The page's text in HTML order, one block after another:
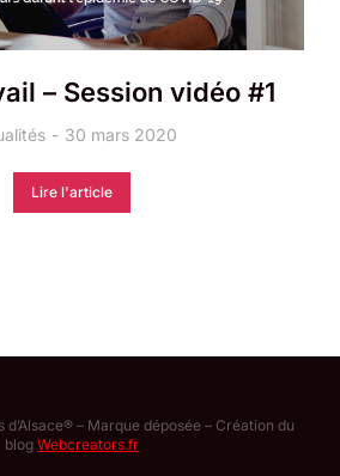
– Session vidéo #1
30 mars 2020
Lire l'article
– Marque déposée – Création du
blog Webcreators.fr